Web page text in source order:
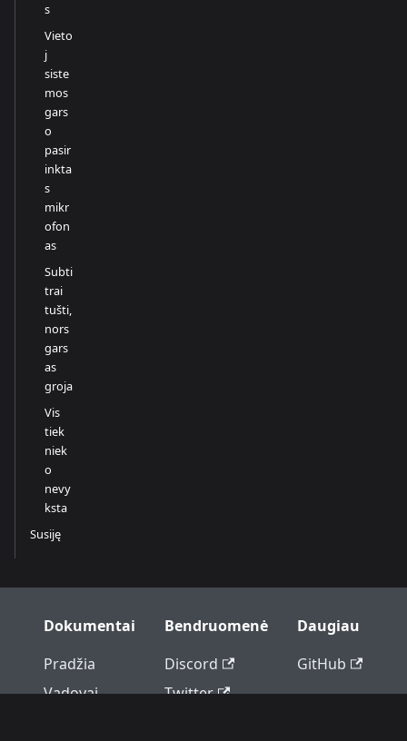
s
Vieto
j
siste
mos
gars
o
pasir
inkta
s
mikr
ofon
as
Subti
trai
tušti,
nors
gars
as
groja
Vis
tiek
niek
o
nevy
ksta
Susiję
Dokumentai
Pradžia
Vadovai
Bendruomenė
Discord
Twitter
Daugiau
GitHub